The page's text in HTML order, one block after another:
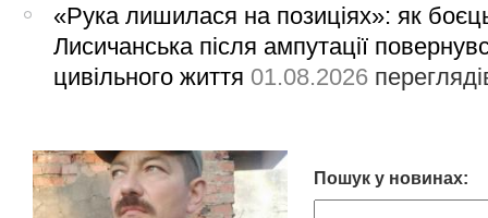
«Рука лишилася на позиціях»: як
Лисичанська після ампутації
цивільного життя 01.08.2026
Пошук у новинах: